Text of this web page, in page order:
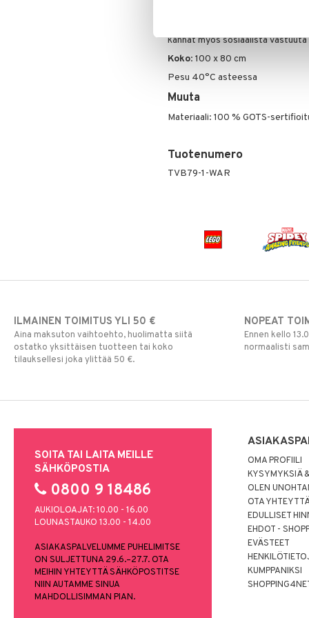
kannat myös sosiaalista
Koko: 100 x 80 cm
Pesu 40°C asteessa
Muuta
Materiaali: 100 % GOTS-
Tuotenumero
TVB79-1-WAR
ILMAINEN TOIMITUS YLI 50 €
Aina maksuton vaihtoehto, huolimatta siitä
ostatko yksittäisen tuotteen tai koko
tilauksellesi joka ylittää 50 €.
NOPEAT
Ennen kello
normaalisti
SOITA TAI LAITA MEILLE
SÄHKÖPOSTIA
0800 9 18486
AUKIOLOAJAT: 10.00 - 16.00
LOUNASTAUKO 13.00 - 14.00
ASIAKASPALVELUMME PUHELIMITSE
ON SULJETTUNA 29.6.–27.7. OTA
MEIHIN YHTEYTTÄ SÄHKÖPOSTITSE
NIIN AUTAMME SINUA
MAHDOLLISIMMAN PIAN.
OMA PROFIILI
KYSYMYKSIÄ
OLEN
OTA
EDULLISET
EHDOT -
EVÄSTEET
KUMPPANIKSI